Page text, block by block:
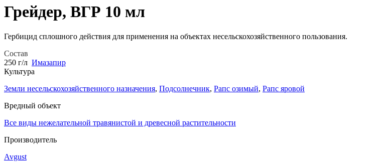
Грейдер, ВГР 10 мл
Гербицид сплошного действия для применения на объектах несельскохозяйственного пользования.
Состав
250 г/л Имазапир
Культура
Земли несельскохозяйственного назначения, Подсолнечник, Рапс озимый, Рапс яровой
Вредный объект
Все виды нежелательной травянистой и древесной растительности
Производитель
Avgust